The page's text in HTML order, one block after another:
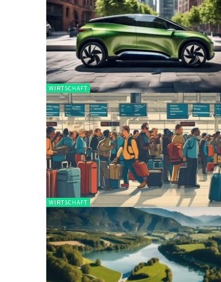
WIRTSCHAFT
WIRTSCHAFT